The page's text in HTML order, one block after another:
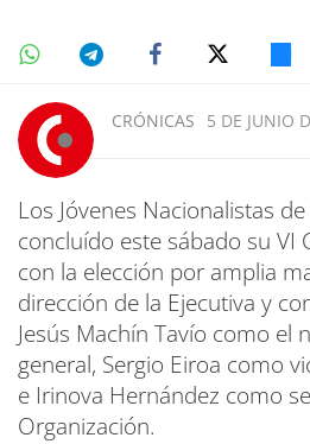
CRÓNICAS 5 DE JUNIO
Los Jóvenes Nacionalistas
concluído este sábado su VI
con la elección por amplia
dirección de la Ejecutiva y
Jesús Machín Tavío como el
general, Sergio Eiroa como
e Irinova Hernández como
Organización.